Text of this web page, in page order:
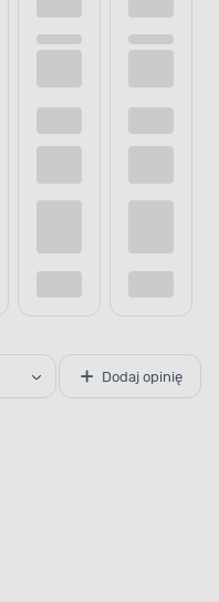
Dodaj opinię